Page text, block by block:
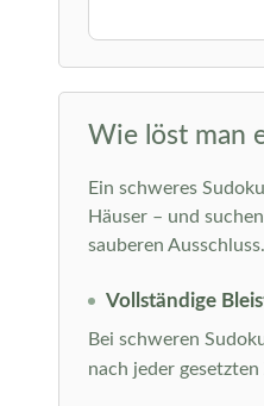
Wie löst man
Ein schweres
Häuser – und
sauberen Ausschluss.
Vollständige
Bei schweren
nach jeder